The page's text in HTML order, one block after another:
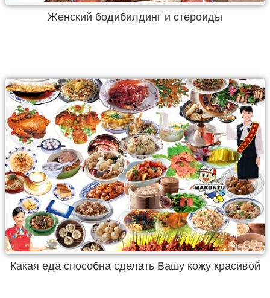
Женский бодибилдинг и стероиды
Какая еда способна сделать Вашу кожу красивой